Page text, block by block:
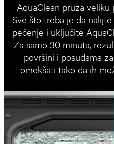
AquaClean pruža
Sve što treba je da
pečenje i uključite
Za samo 30 minuta,
površini i posudama
omekšati tako da ih